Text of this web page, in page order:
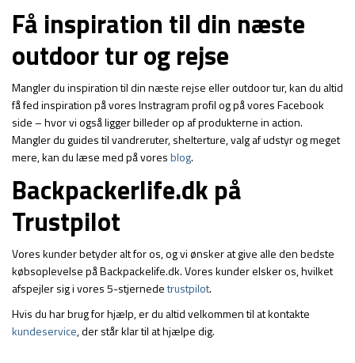
Få inspiration til din næste
outdoor tur og rejse
Mangler du inspiration til din næste rejse eller outdoor tur, kan du altid
få fed inspiration på vores Instragram profil og på vores Facebook
side – hvor vi også ligger billeder op af produkterne in action.
Mangler du guides til vandreruter, shelterture, valg af udstyr og meget
mere, kan du læse med på voresblog.
Backpackerlife.dk på
Trustpilot
Vores kunder betyder alt for os, og vi ønsker at give alle den bedste
købsoplevelse på Backpackelife.dk. Vores kunder elsker os, hvilket
afspejler sig i vores 5-stjernedetrustpilot.
Hvis du har brug for hjælp, er du altid velkommen til at kontakte
kundeservice, der står klar til at hjælpe dig.